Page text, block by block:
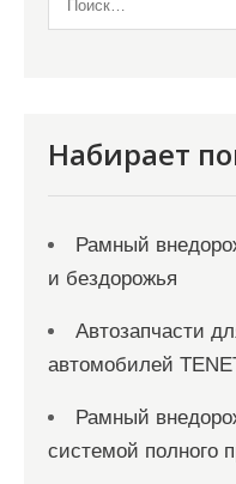
м
Набирает
Рамный
и бездорожья
Автозапчасти
автомобилей
Рамный
системой полного